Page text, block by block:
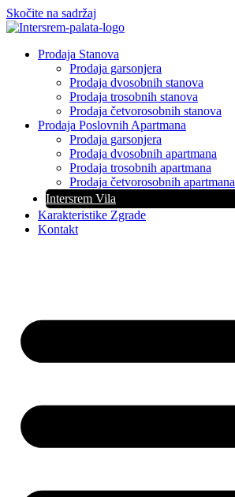
Skočite na sadržaj
Prodaja Stanova
Prodaja garsonjera
Prodaja dvosobnih stanova
Prodaja trosobnih stanova
Prodaja četvorosobnih stanova
Prodaja Poslovnih Apartmana
Prodaja garsonjera
Prodaja dvosobnih apartmana
Prodaja trosobnih apartmana
Prodaja četvorosobnih apartmana
Intersrem Vila
Karakteristike Zgrade
Kontakt